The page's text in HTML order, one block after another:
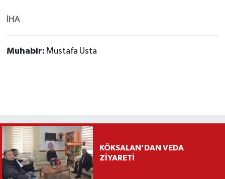
İHA
Muhabir: Mustafa Usta
KÖKSALAN’DAN VEDA
ZİYARETİ